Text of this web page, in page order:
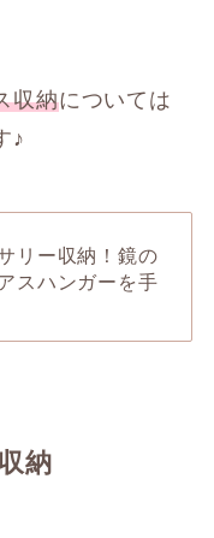
収納については
♪
リー収納！鏡の
スハンガーを手
納